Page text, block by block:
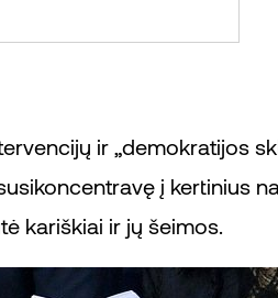
ir „demokratijos
į kertinius
kariškiai ir jų šeimos.